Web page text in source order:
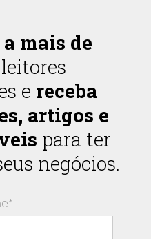
mais de
leitores
e receba
artigos e
para ter
negócios.